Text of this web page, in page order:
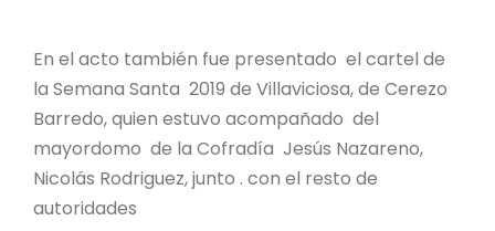
En el acto también fue presentado el cartel de
la Semana Santa 2019 de Villaviciosa, de Cerezo
Barredo, quien estuvo acompañado del
mayordomo de la Cofradía Jesús Nazareno,
Nicolás Rodriguez, junto . con el resto de
autoridades